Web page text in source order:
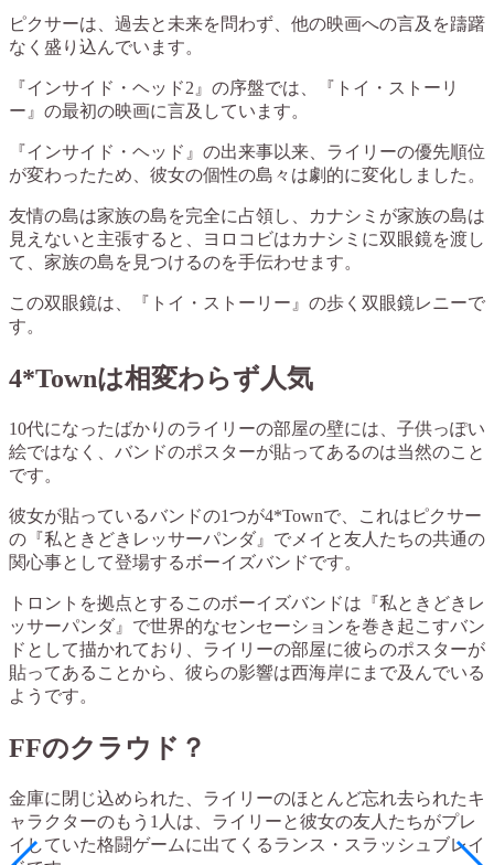
ピクサーは、過去と未来を問わず、他の映画への言及を躊躇
なく盛り込んでいます。
『インサイド・ヘッド2』の序盤では、『トイ・ストーリ
ー』の最初の映画に言及しています。
『インサイド・ヘッド』の出来事以来、ライリーの優先順位
が変わったため、彼女の個性の島々は劇的に変化しました。
友情の島は家族の島を完全に占領し、カナシミが家族の島は
見えないと主張すると、ヨロコビはカナシミに双眼鏡を渡し
て、家族の島を見つけるのを手伝わせます。
この双眼鏡は、『トイ・ストーリー』の歩く双眼鏡レニーで
す。
4*Townは相変わらず人気
10代になったばかりのライリーの部屋の壁には、子供っぽい
絵ではなく、バンドのポスターが貼ってあるのは当然のこと
です。
彼女が貼っているバンドの1つが4*Townで、これはピクサー
の『私ときどきレッサーパンダ』でメイと友人たちの共通の
関心事として登場するボーイズバンドです。
トロントを拠点とするこのボーイズバンドは『私ときどきレ
ッサーパンダ』で世界的なセンセーションを巻き起こすバン
ドとして描かれており、ライリーの部屋に彼らのポスターが
貼ってあることから、彼らの影響は西海岸にまで及んでいる
ようです。
FFのクラウド？
金庫に閉じ込められた、ライリーのほとんど忘れ去られたキ
ャラクターのもう1人は、ライリーと彼女の友人たちがプレ
イしていた格闘ゲームに出てくるランス・スラッシュブレイ